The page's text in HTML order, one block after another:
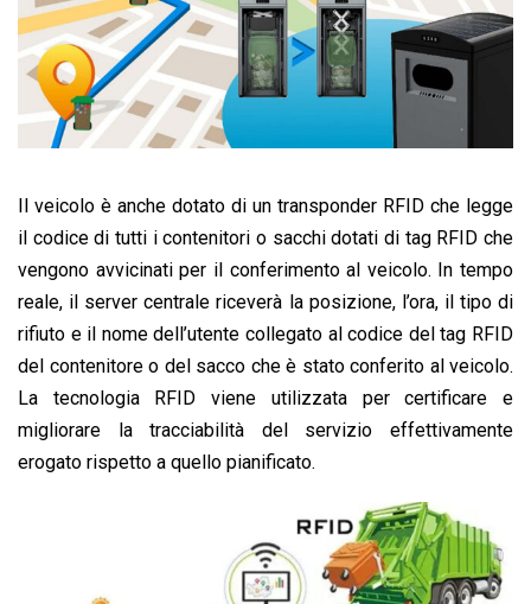
Il veicolo è anche dotato di un transponder RFID che legge
il codice di tutti i contenitori o sacchi dotati di tag RFID che
vengono avvicinati per il conferimento al veicolo. In tempo
reale, il server centrale riceverà la posizione, l’ora, il tipo di
rifiuto e il nome dell’utente collegato al codice del tag RFID
del contenitore o del sacco che è stato conferito al veicolo.
La tecnologia RFID viene utilizzata per certificare e
migliorare la tracciabilità del servizio effettivamente
erogato rispetto a quello pianificato.